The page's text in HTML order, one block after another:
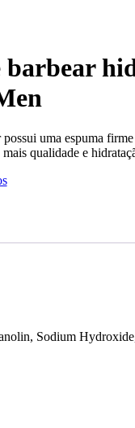
barbear
uma espuma
qualidade e
Sodium